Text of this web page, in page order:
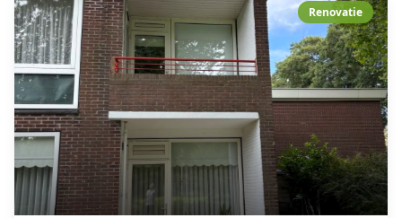
Renovatie